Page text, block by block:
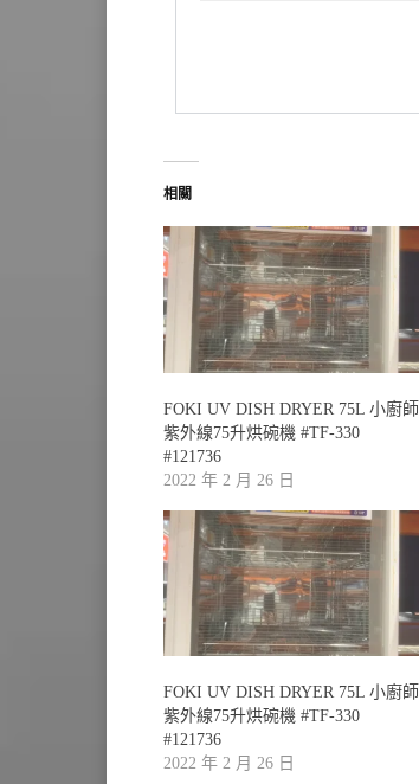
相關
FOKI UV DISH DRYER 75L 小廚師
紫外線75升烘碗機 #TF-330
#121736
2022 年 2 月 26 日
FOKI UV DISH DRYER 75L 小廚師
紫外線75升烘碗機 #TF-330
#121736
2022 年 2 月 26 日